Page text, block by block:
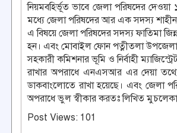
নিয়মবহির্ভূত ভাবে জেলা পরিষদের
মধ্যে জেলা পরিষদের আর এক সদস্য
এ বিষয়ে জেলা পরিষদের সদস্য ফাতিমা
হন। এবং মোবাইল ফোন পত্নীতলা উপজেলা
সহকারী কমিশনার ভূমি ও নির্বাহী
রাখার অপরাধে এনএসআর এর দেয়া
ডাকবাংলোতে রাখা হয়েছে। এবং জেলা
অপরাধে ভুল স্বীকার করতঃ লিখিত মুচলেকা
Post Views: 101